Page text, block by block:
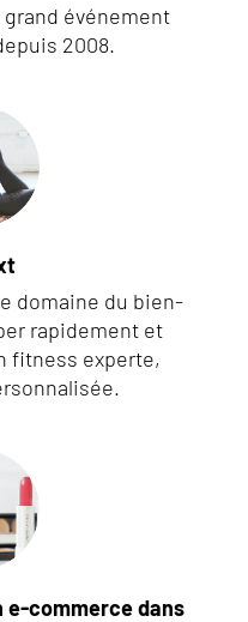
événement
2008.
domaine du bien-
rapidement et
fitness experte,
e-commerce dans